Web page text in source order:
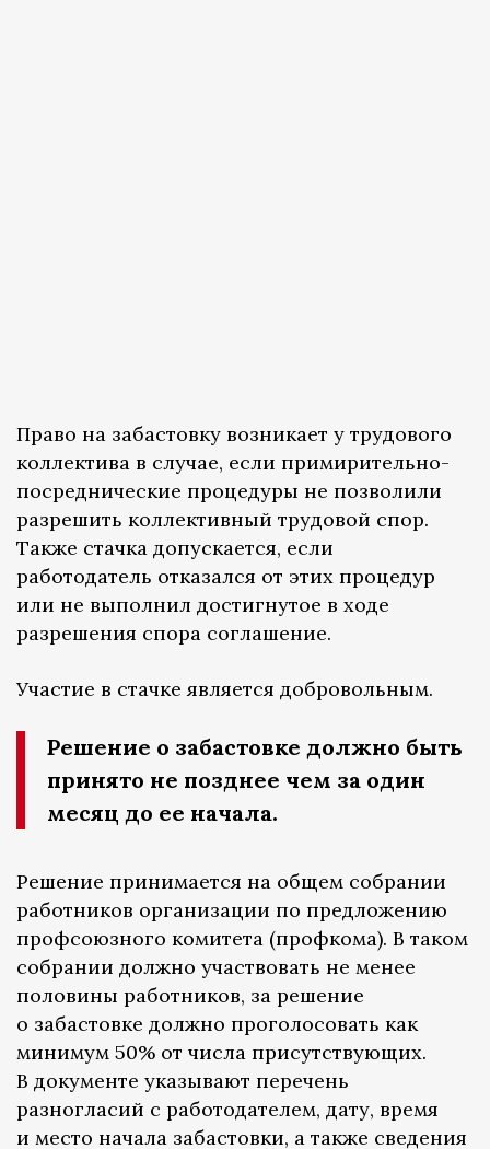
Право на забастовку возникает у трудового
коллектива в случае, если примирительно-
посреднические процедуры не позволили
разрешить коллективный трудовой спор.
Также стачка допускается, если
работодатель отказался от этих процедур
или не выполнил достигнутое в ходе
разрешения спора соглашение.
Участие в стачке является добровольным.
Решение о забастовке должно быть
принято не позднее чем за один
месяц до ее начала.
Решение принимается на общем собрании
работников организации по предложению
профсоюзного комитета (профкома). В таком
собрании должно участвовать не менее
половины работников, за решение
о забастовке должно проголосовать как
минимум 50% от числа присутствующих.
В документе указывают перечень
разногласий с работодателем, дату, время
и место начала забастовки, а также сведения